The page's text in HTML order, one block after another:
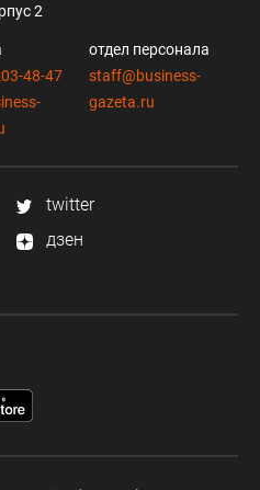
2
48-47
отдел персонала
staff@business-
gazeta.ru
twitter
дзен